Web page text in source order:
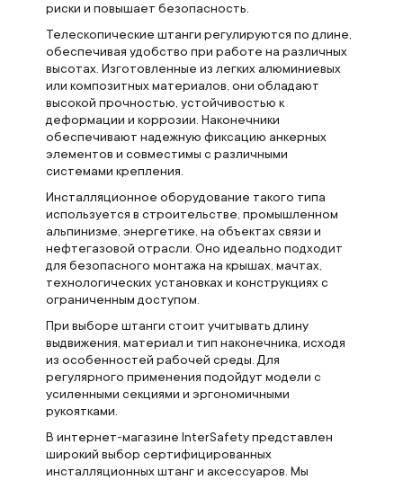
риски и повышает безопасность.
Телескопические штанги регулируются по длине,
обеспечивая удобство при работе на различных
высотах. Изготовленные из легких алюминиевых
или композитных материалов, они обладают
высокой прочностью, устойчивостью к
деформации и коррозии. Наконечники
обеспечивают надежную фиксацию анкерных
элементов и совместимы с различными
системами крепления.
Инсталляционное оборудование такого типа
используется в строительстве, промышленном
альпинизме, энергетике, на объектах связи и
нефтегазовой отрасли. Оно идеально подходит
для безопасного монтажа на крышах, мачтах,
технологических установках и конструкциях с
ограниченным доступом.
При выборе штанги стоит учитывать длину
выдвижения, материал и тип наконечника, исходя
из особенностей рабочей среды. Для
регулярного применения подойдут модели с
усиленными секциями и эргономичными
рукоятками.
В интернет-магазине InterSafety представлен
широкий выбор сертифицированных
инсталляционных штанг и аксессуаров. Мы